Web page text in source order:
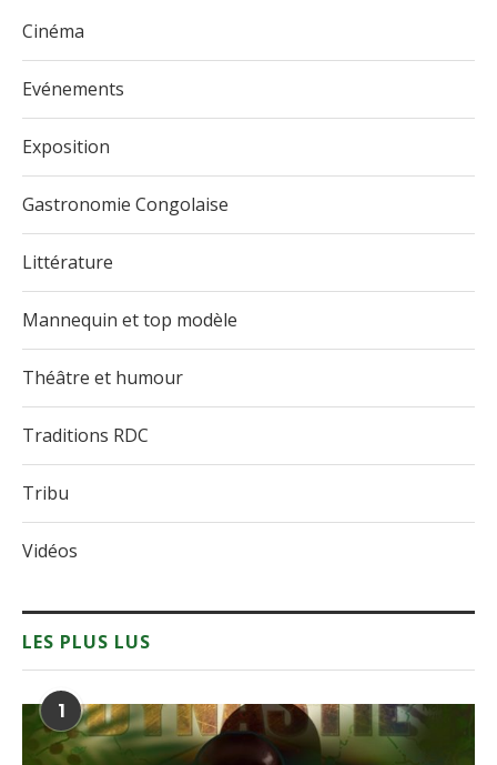
Cinéma
Evénements
Exposition
Gastronomie Congolaise
Littérature
Mannequin et top modèle
Théâtre et humour
Traditions RDC
Tribu
Vidéos
LES PLUS LUS
1